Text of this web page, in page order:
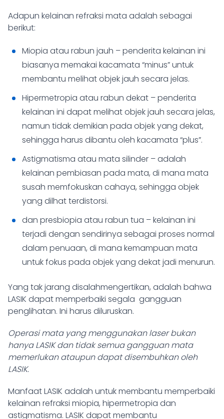
Adapun kelainan refraksi mata adalah sebagai
berikut:
Miopia atau rabun jauh – penderita kelainan ini
biasanya memakai kacamata “minus” untuk
membantu melihat objek jauh secara jelas.
Hipermetropia atau rabun dekat – penderita
kelainan ini dapat melihat objek jauh secara jelas,
namun tidak demikian pada objek yang dekat,
sehingga harus dibantu oleh kacamata “plus”.
Astigmatisma atau mata silinder – adalah
kelainan pembiasan pada mata, di mana mata
susah memfokuskan cahaya, sehingga objek
yang dilhat terdistorsi.
dan presbiopia atau rabun tua – kelainan ini
terjadi dengan sendirinya sebagai proses normal
dalam penuaan, di mana kemampuan mata
untuk fokus pada objek yang dekat jadi menurun.
Yang tak jarang disalahmengertikan, adalah bahwa
LASIK dapat memperbaiki segala gangguan
penglihatan. Ini harus diluruskan.
Operasi mata yang menggunakan laser bukan
hanya LASIK dan tidak semua gangguan mata
memerlukan ataupun dapat disembuhkan oleh
LASIK.
Manfaat LASIK adalah untuk membantu memperbaiki
kelainan refraksi miopia, hipermetropia dan
astigmatisma. LASIK dapat membantu